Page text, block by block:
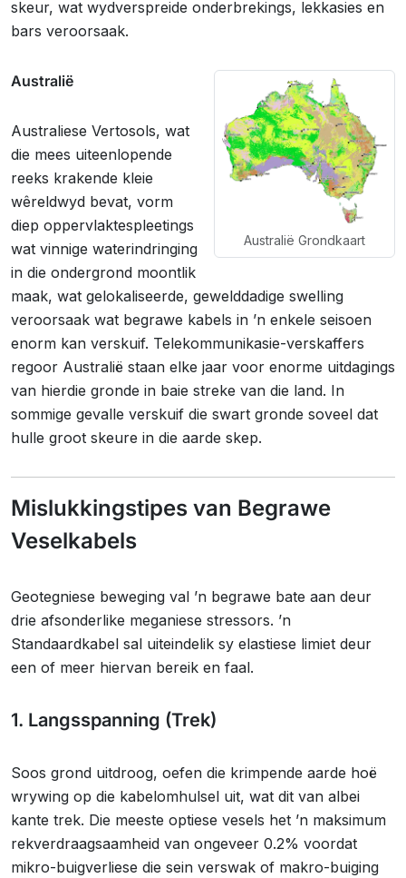
skeur, wat wydverspreide onderbrekings, lekkasies en
bars veroorsaak.
Australië Grondkaart
Australië
Australiese Vertosols, wat
die mees uiteenlopende
reeks krakende kleie
wêreldwyd bevat, vorm
diep oppervlaktespleetings
wat vinnige waterindringing
in die ondergrond moontlik
maak, wat gelokaliseerde, gewelddadige swelling
veroorsaak wat begrawe kabels in ’n enkele seisoen
enorm kan verskuif. Telekommunikasie-verskaffers
regoor Australië staan elke jaar voor enorme uitdagings
van hierdie gronde in baie streke van die land. In
sommige gevalle verskuif die swart gronde soveel dat
hulle groot skeure in die aarde skep.
Mislukkingstipes van Begrawe
Veselkabels
Geotegniese beweging val ’n begrawe bate aan deur
drie afsonderlike meganiese stressors. ’n
Standaardkabel sal uiteindelik sy elastiese limiet deur
een of meer hiervan bereik en faal.
1. Langsspanning (Trek)
Soos grond uitdroog, oefen die krimpende aarde hoë
wrywing op die kabelomhulsel uit, wat dit van albei
kante trek. Die meeste optiese vesels het ’n maksimum
rekverdraagsaamheid van ongeveer 0.2% voordat
mikro-buigverliese die sein verswak of makro-buiging